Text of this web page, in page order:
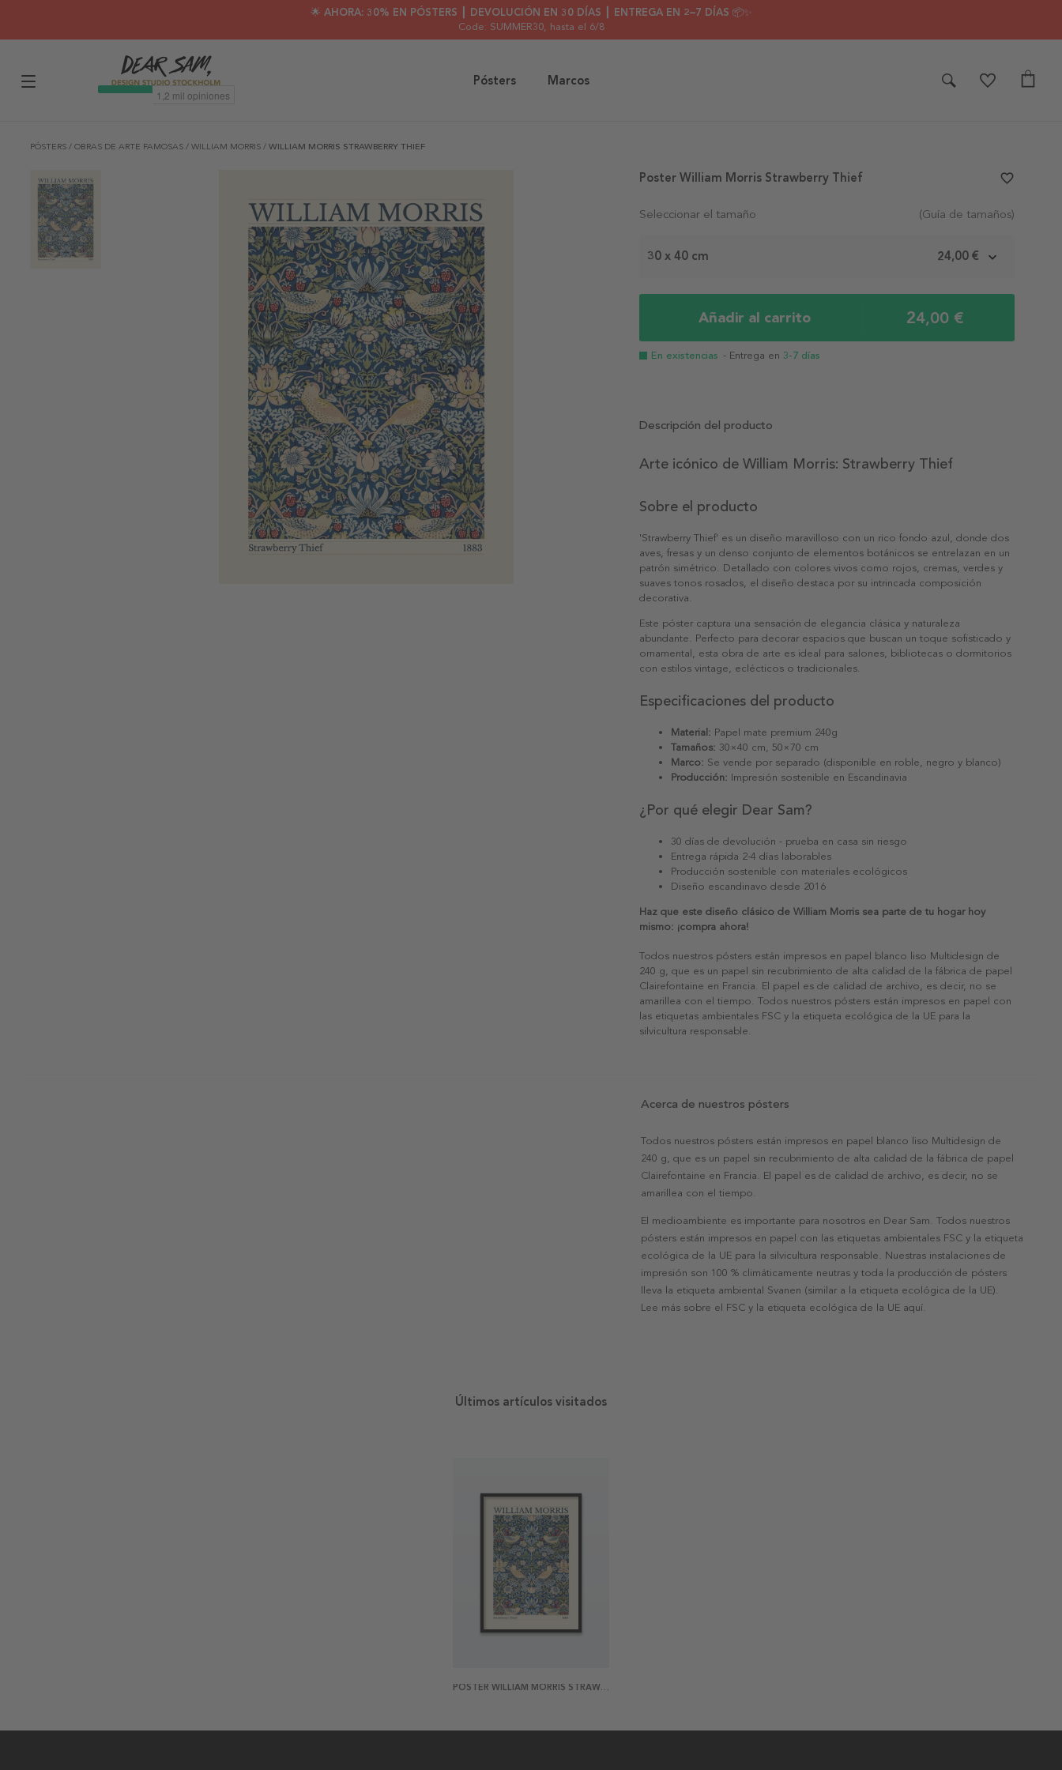
🌟 AHORA: 30% EN PÓSTERS ┃ DEVOLUCIÓN EN 30 DÍAS ┃ ENTREGA EN 2–7 DÍAS 📦✨
Code: SUMMER30, hasta el 6/8
Pósters Marcos
PÓSTERS / OBRAS DE ARTE FAMOSAS / WILLIAM MORRIS / WILLIAM MORRIS STRAWBERRY THIEF
Seleccionar el tamaño (Guía de tamaños)
30 x 40 cm 24,00 €
Añadir al carrito 24,00 €
En existencias - Entrega en 3-7 días
Poster William Morris Strawberry Thief favorite_border
Descripción del producto
Arte icónico de William Morris: Strawberry Thief
Sobre el producto
'Strawberry Thief' es un diseño maravilloso con un rico fondo azul, donde dos
aves, fresas y un denso conjunto de elementos botánicos se entrelazan en un
patrón simétrico. Detallado con colores vivos como rojos, cremas, verdes y
suaves tonos rosados, el diseño destaca por su intrincada composición
decorativa.
Este póster captura una sensación de elegancia clásica y naturaleza
abundante. Perfecto para decorar espacios que buscan un toque sofisticado y
ornamental, esta obra de arte es ideal para salones, bibliotecas o dormitorios
con estilos vintage, eclécticos o tradicionales.
Especificaciones del producto
Material: Papel mate premium 240g
Tamaños: 30×40 cm, 50×70 cm
Marco: Se vende por separado (disponible en roble, negro y blanco)
Producción: Impresión sostenible en Escandinavia
¿Por qué elegir Dear Sam?
30 días de devolución - prueba en casa sin riesgo
Entrega rápida 2-4 días laborables
Producción sostenible con materiales ecológicos
Diseño escandinavo desde 2016
Haz que este diseño clásico de William Morris sea parte de tu hogar hoy
mismo: ¡compra ahora!
Todos nuestros pósters están impresos en papel blanco liso Multidesign de
240 g, que es un papel sin recubrimiento de alta calidad de la fábrica de papel
Clairefontaine en Francia. El papel es de calidad de archivo, es decir, no se
amarillea con el tiempo. Todos nuestros pósters están impresos en papel con
las etiquetas ambientales FSC y la etiqueta ecológica de la UE para la
silvicultura responsable.
Acerca de nuestros pósters
Todos nuestros pósters están impresos en papel blanco liso Multidesign de
240 g, que es un papel sin recubrimiento de alta calidad de la fábrica de papel
Clairefontaine en Francia. El papel es de calidad de archivo, es decir, no se
amarillea con el tiempo.
El medioambiente es importante para nosotros en Dear Sam. Todos nuestros
pósters están impresos en papel con las etiquetas ambientales FSC y la etiqueta
ecológica de la UE para la silvicultura responsable. Nuestras instalaciones de
impresión son 100 % climáticamente neutras y toda la producción de pósters
lleva la etiqueta ambiental Svanen (similar a la etiqueta ecológica de la UE).
Lee más sobre el FSC y la etiqueta ecológica de la UE aquí.
Últimos artículos visitados
POSTER WILLIAM MORRIS STRAWBERRY THIEF